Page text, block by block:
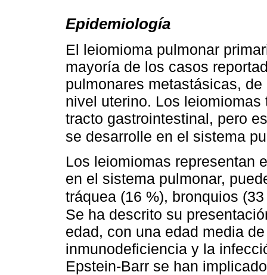
Epidemiología
El leiomioma pulmonar
mayoría de los casos
pulmonares metastásicas,
nivel uterino. Los
tracto gastrointestinal, pero
se desarrolle en el sistema
Los leiomiomas representan
en el sistema pulmonar,
tráquea (16 %), bronquios
Se ha descrito su
edad, con una edad media
inmunodeficiencia y la
Epstein-Barr se han